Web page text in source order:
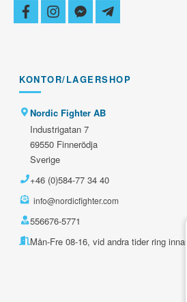
facebookinstagram
facebook-
messenger
telegram-
plane
KONTOR/LAGERSHOP
Nordic Fighter AB
Industrigatan 7
69550 Finnerödja
Sverige
+46 (0)584-77 34 40
info@nordicfighter.com
556676-5771
Mån-Fre 08-16, vid andra tider ring innan.